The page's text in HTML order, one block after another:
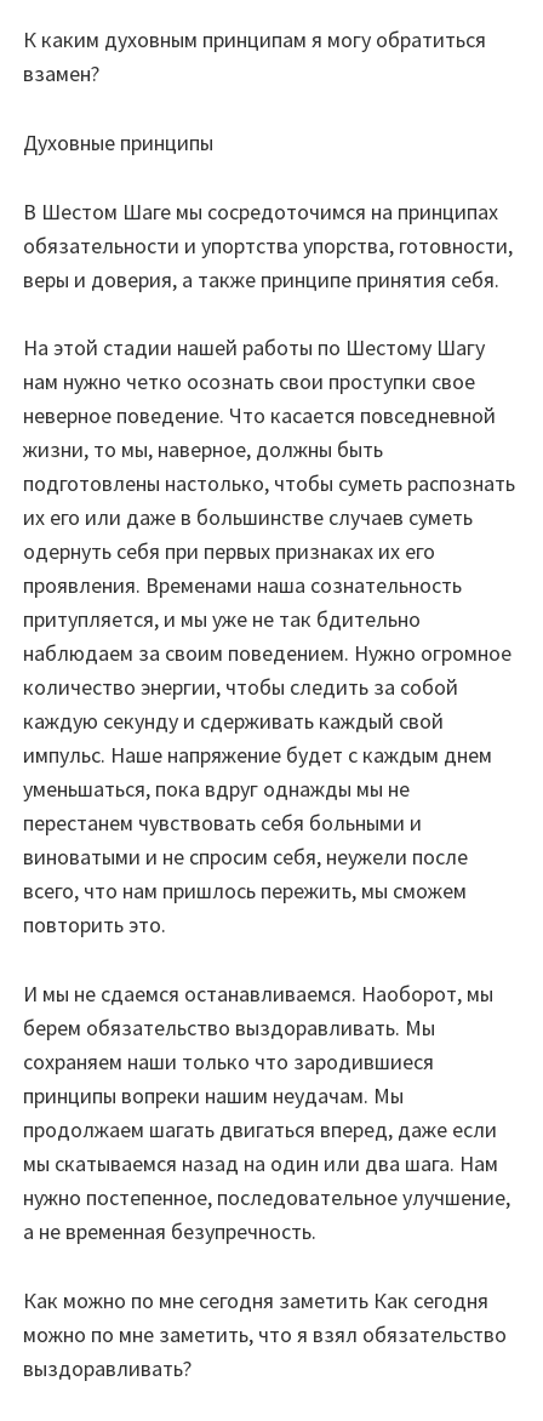
К каким духовным принципам я могу обратиться
взамен?
Духовные принципы
В Шестом Шаге мы сосредоточимся на принципах
обязательности и упортства упорства, готовности,
веры и доверия, а также принципе принятия себя.
На этой стадии нашей работы по Шестому Шагу
нам нужно четко осознать свои проступки свое
неверное поведение. Что касается повседневной
жизни, то мы, наверное, должны быть
подготовлены настолько, чтобы суметь распознать
их его или даже в большинстве случаев суметь
одернуть себя при первых признаках их его
проявления. Временами наша сознательность
притупляется, и мы уже не так бдительно
наблюдаем за своим поведением. Нужно огромное
количество энергии, чтобы следить за собой
каждую секунду и сдерживать каждый свой
импульс. Наше напряжение будет с каждым днем
уменьшаться, пока вдруг однажды мы не
перестанем чувствовать себя больными и
виноватыми и не спросим себя, неужели после
всего, что нам пришлось пережить, мы сможем
повторить это.
И мы не сдаемся останавливаемся. Наоборот, мы
берем обязательство выздоравливать. Мы
сохраняем наши только что зародившиеся
принципы вопреки нашим неудачам. Мы
продолжаем шагать двигаться вперед, даже если
мы скатываемся назад на один или два шага. Нам
нужно постепенное, последовательное улучшение,
а не временная безупречность.
Как можно по мне сегодня заметить Как сегодня
можно по мне заметить, что я взял обязательство
выздоравливать?